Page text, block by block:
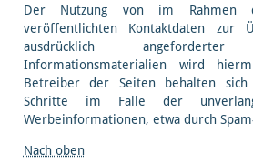
Der Nutzung von im Rahmen
veröffentlichten Kontaktdaten zur
ausdrücklich
Informationsmaterialien wird
Betreiber der Seiten behalten sich
Schritte im Falle der
Werbeinformationen, etwa durch
Nach oben